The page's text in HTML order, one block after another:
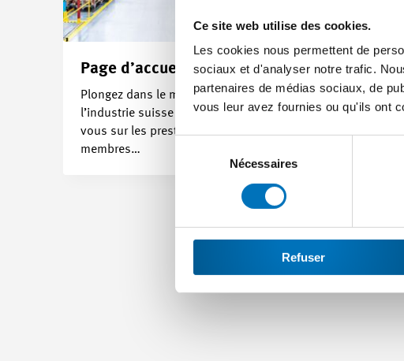
Ce site web utilise des cookies.
Les cookies nous permettent de
sociaux et d'analyser notre trafic.
partenaires de médias sociaux, de
vous leur avez fournies ou qu'ils ont
Nécessaires
Refuser
Page d’accueil
Plongez dans le monde de
l’industrie suisse et informez-
vous sur les prestations pour les
membres…
Swissmem
Progresser
continue